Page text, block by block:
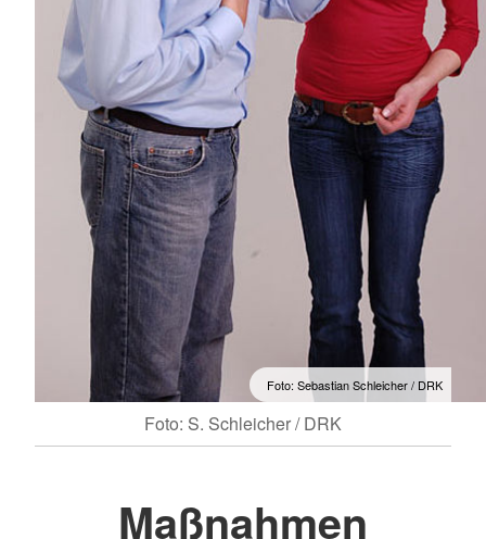
Foto: Sebastian Schleicher / DRK
Foto: S. Schleicher / DRK
Maßnahmen